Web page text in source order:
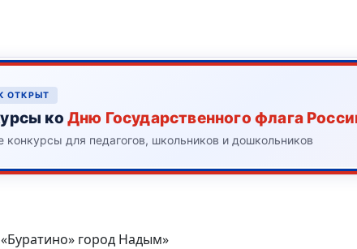
ОТКРЫТ
ко Дню Государственного флага
конкурсы для педагогов, школьников и дошкольников
город Надым»